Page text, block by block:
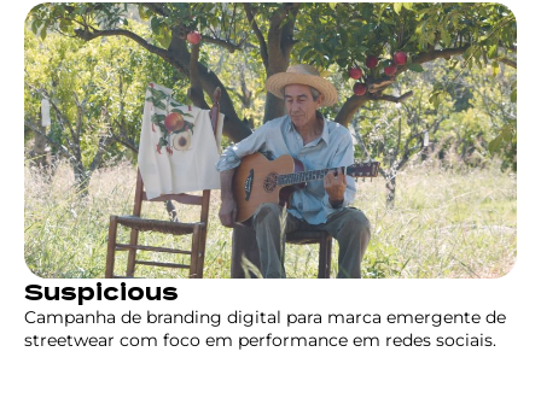
Suspicious
Campanha de branding digital para marca emergente de
streetwear com foco em performance em redes sociais.